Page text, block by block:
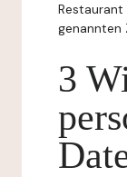
genannten
3